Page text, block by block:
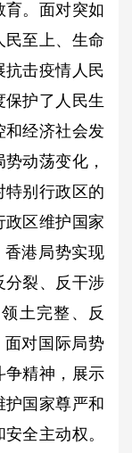
育。面对突如
民至上、生命
抗击疫情人民
护了人民生
和经济社会发
动荡变化，
特别行政区的
政区维护国家
香港局势实现
分裂、反干涉
土完整、反
面对国际局势
争精神，展示
国家尊严和
全主动权。